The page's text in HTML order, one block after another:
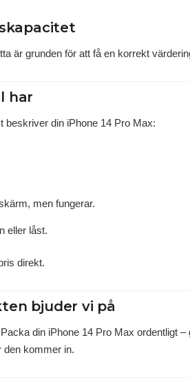
är grunden för att få en korrekt
har
beskriver din iPhone 14 Pro Max:
men fungerar.
eller låst.
direkt.
bjuder vi på
din iPhone 14 Pro Max ordentligt
den kommer in.